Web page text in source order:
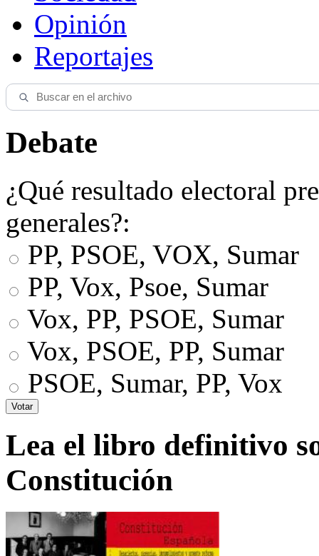
Opinión
Reportajes
Debate
¿Qué resultado electoral
generales?:
PP, PSOE, VOX, Sumar
PP, Vox, Psoe, Sumar
Vox, PP, PSOE, Sumar
Vox, PSOE, PP, Sumar
PSOE, Sumar, PP, Vox
Lea el libro definitivo
Constitución